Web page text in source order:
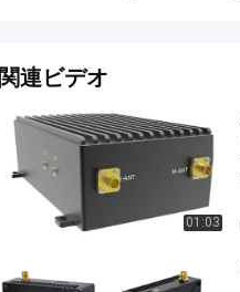
関連ビデオ
01:03